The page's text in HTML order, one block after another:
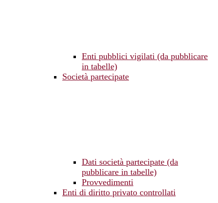
Enti pubblici vigilati (da pubblicare
in tabelle)
Società partecipate
Dati società partecipate (da
pubblicare in tabelle)
Provvedimenti
Enti di diritto privato controllati